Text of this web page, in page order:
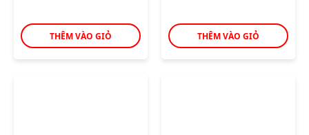
THÊM VÀO GIỎ THÊM VÀO GIỎ